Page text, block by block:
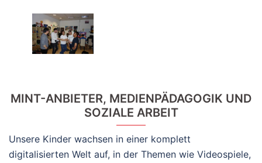
MINT-ANBIETER, MEDIENPÄDAGOGIK UND
SOZIALE ARBEIT
Unsere Kinder wachsen in einer komplett
digitalisierten Welt auf, in der Themen wie Videospiele,